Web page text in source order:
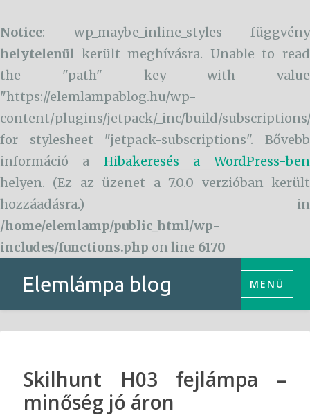
Notice: wp_maybe_inline_styles függvény
helytelenül került meghívásra. Unable to read
the "path" key with value
"https://elemlampablog.hu/wp-
content/plugins/jetpack/_inc/build/
for stylesheet "jetpack-subscriptions". Bővebb
információ a Hibakeresés a WordPress-ben
helyen. (Ez az üzenet a 7.0.0 verzióban került
hozzáadásra.) in
/home/elemlamp/public_html/wp-
includes/functions.php on line 6170
Elemlámpa blog MENÜ
Skilhunt H03 fejlámpa –
minőség jó áron